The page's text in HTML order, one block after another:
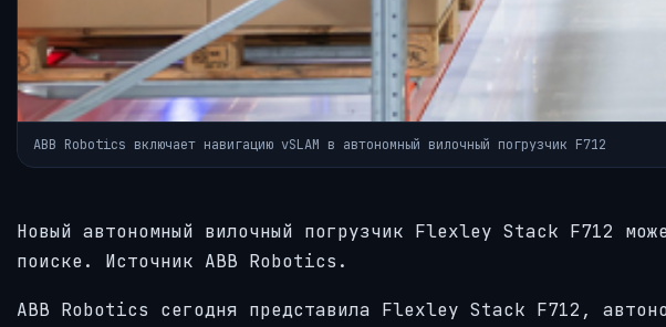
ABB Robotics включает навигацию vSLAM в автономный вилочный погрузчик F712
Новый автономный вилочный погрузчик Flexley Stack F712
поиске. Источник ABB Robotics.
ABB Robotics сегодня представила Flexley Stack F712,